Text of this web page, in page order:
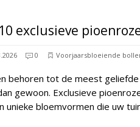
exclusieve
0 Voorjaarsbloeiende
behoren tot de meest
gewoon. Exclusieve
unieke bloemvormen die uw